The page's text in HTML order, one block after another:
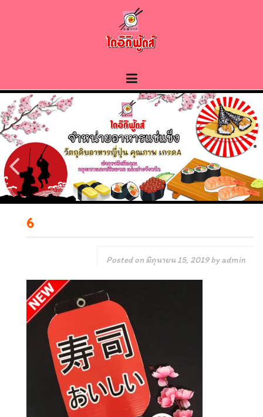
6
Posted onมิถุนายน 15, 2019byadmin